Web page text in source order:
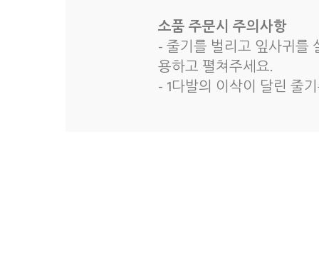
소품 주문시 주의사항
- 줄기를 벌리고 잎사귀를
용하고 펼쳐주세요.
- 1다발의 이삭이 달린 줄